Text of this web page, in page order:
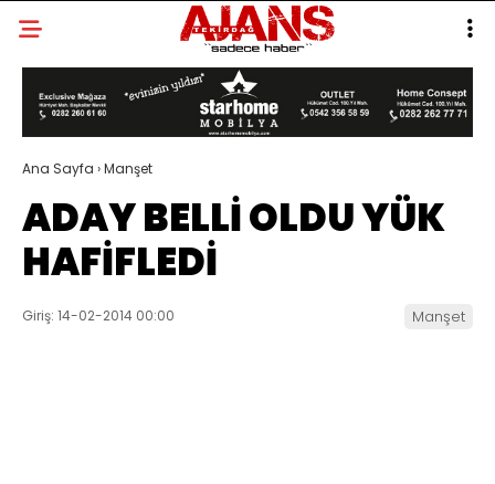
Ana Sayfa ›Manşet
ADAY BELLİ OLDU YÜK
HAFİFLEDİ
Giriş: 14-02-2014 00:00 Manşet